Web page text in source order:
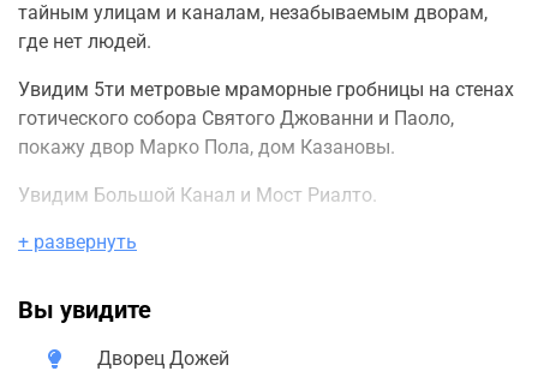
тайным улицaм и каналaм, незабываемым дворaм,
где нет людей.
Увидим 5ти метровые мраморные гробницы на стенах
готического собора Святого Джованни и Паоло,
покажу двор Марко Пола, дом Казановы.
Увидим Большой Канал и Мост Риалто.
+ развернуть
Вы увидите
Дворец Дожей